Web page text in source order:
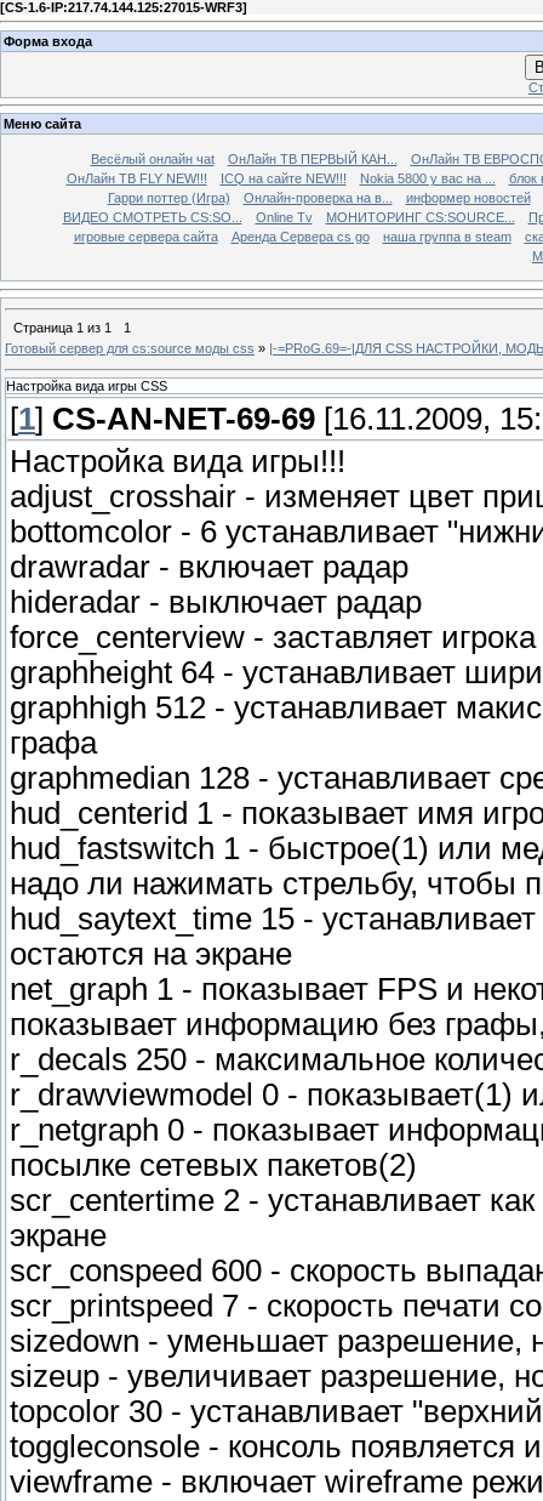
[CS-1.6-IP:217.74.144.125:27015-WRF3]
Форма входа
Меню сайта
Весёлый онлайн чаt ОнЛайн ТВ ПЕРВЫЙ КАН...
ОнЛайн ТВ
ОнЛайн ТВ FLY NEW!!!
ICQ на сайте NEW!!! Nokia 5800 у вас на ...
блок
Гарри поттер (Игра)
Онлайн-проверка на в...
информер новостей
ВИДЕО СМОТРЕТЬ CS:SO...
Online Tv МОНИТОРИНГ CS:SOURCE...
игровые сервера сайта
Аренда Сервера cs go наша группа в steam
Страница 1 из 1
1
Готовый сервер для cs:source моды css » |-=PRoG.69=-|ДЛЯ CSS НАСТРОЙКИ,
Настройка вида игры CSS
[1] CS-AN-NET-69-69 [16.11.2009,
Настройка вида игры!!!
adjust_crosshair - изменяет цвет
bottomcolor - 6 устанавливает
drawradar - включает радар
hideradar - выключает радар
force_centerview - заставляет
graphheight 64 - устанавливает
graphhigh 512 - устанавливает
графа
graphmedian 128 - устанавливает
hud_centerid 1 - показывает имя
hud_fastswitch 1 - быстрое(1) или
надо ли нажимать стрельбу, чтобы
hud_saytext_time 15 -
остаются на экране
net_graph 1 - показывает FPS и
показывает информацию без
r_decals 250 - максимальное
r_drawviewmodel 0 - показывает(1)
r_netgraph 0 - показывает
посылке сетевых пакетов(2)
scr_centertime 2 - устанавливает
экране
scr_conspeed 600 - скорость
scr_printspeed 7 - скорость печати
sizedown - уменьшает разрешение,
sizeup - увеличивает разрешение,
topcolor 30 - устанавливает
toggleconsole - консоль появляется
viewframe - включает wireframe